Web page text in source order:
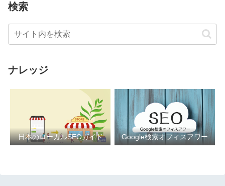
検索
ナレッジ
日本のローカルSEOガイド Google検索オフィスアワー